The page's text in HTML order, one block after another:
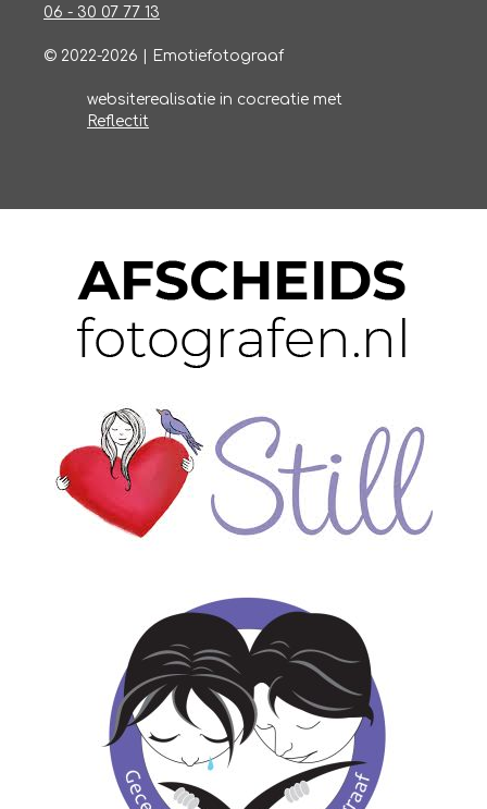
06 - 30 07 77 13
© 2022-2026 | Emotiefotograaf
websiterealisatie in cocreatie met
Reflectit